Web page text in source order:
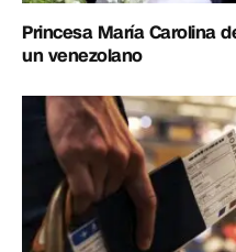
Princesa María Carolina
un venezolano